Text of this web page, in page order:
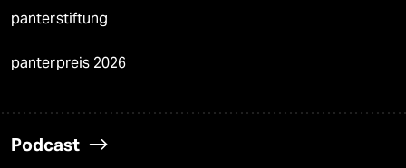
panterstiftung
panterpreis 2026
Podcast